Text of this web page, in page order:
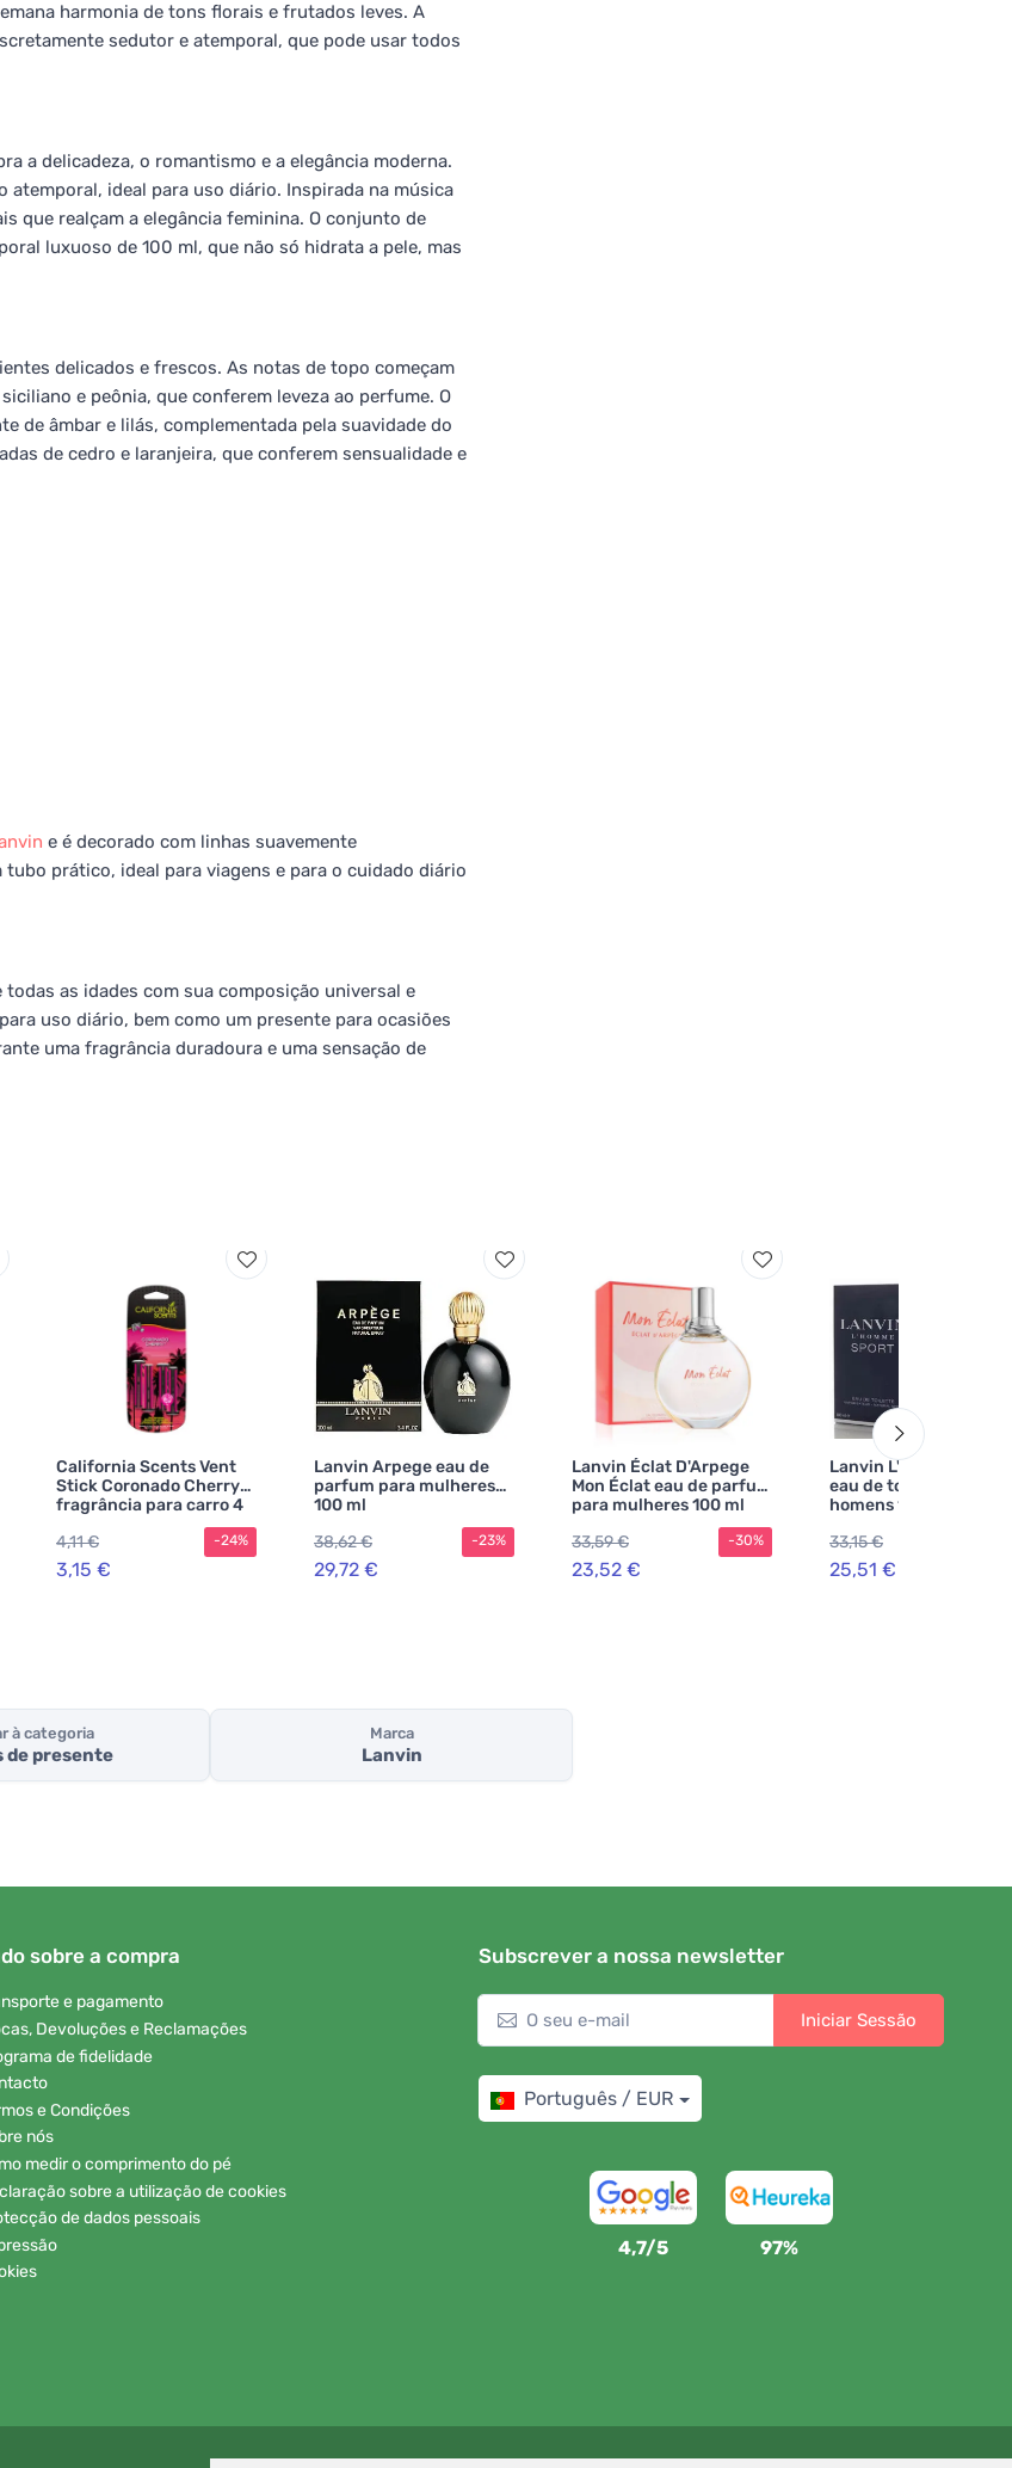
harmonia de tons florais e frutados leves. A
sedutor e atemporal, que pode usar todos
a delicadeza, o romantismo e a elegância moderna.
atemporal, ideal para uso diário. Inspirada na música
que realçam a elegância feminina. O conjunto de
luxuoso de 100 ml, que não só hidrata a pele, mas
delicados e frescos. As notas de topo começam
e peônia, que conferem leveza ao perfume. O
de âmbar e lilás, complementada pela suavidade do
de cedro e laranjeira, que conferem sensualidade e
e é decorado com linhas suavemente
prático, ideal para viagens e para o cuidado diário
as idades com sua composição universal e
uso diário, bem como um presente para ocasiões
uma fragrância duradoura e uma sensação de
California Scents Vent
Stick Coronado Cherry
fragrância para carro 4
4,11 €
3,15 €
-24%
Lanvin Arpege eau de
parfum para mulheres
100 ml
38,62 €
29,72 €
-23%
Lanvin Éclat D'Arpege
Mon Éclat eau de parfum
para mulheres 100 ml
33,59 €
23,52 €
-30%
Lanvin L'Homme Sport
eau de toilette para
homens 100 ml
33,15 €
25,51 €
à categoria
de presente
Marca
Lanvin
sobre a compra
e pagamento
Devoluções e Reclamações
de fidelidade
e Condições
nós
medir o comprimento do pé
sobre a utilização de cookies
de dados pessoais
Subscrever a nossa newsletter
Iniciar Sessão
Português / EUR
4,7/5 97%